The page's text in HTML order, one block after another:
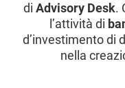
di Advisory Desk.
l’attività di
d’investimento di
nella